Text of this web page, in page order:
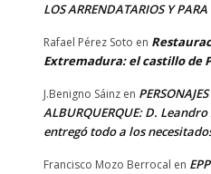
LOS ARRENDATARIOS Y
Rafael Pérez Soto en
Extremadura: el castillo de
J.Benigno Sáinz en
ALBURQUERQUE: D.
entregó todo a los
Francisco Mozo Berrocal en